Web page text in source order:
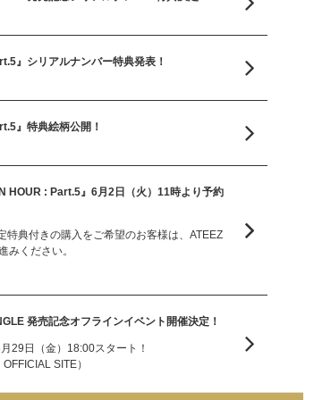
』シリアルナンバー特典発表！
』特典絵柄公開！
HOUR : Part.5』6月2日（火）11時より予約
特典付きの購入をご希望のお客様は、ATEEZ
みください。
発売記念オフラインイベント開催決定！
29日（金）18:00スタート！
SITE）